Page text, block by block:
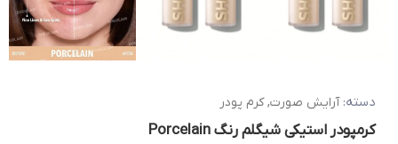
دسته: آرایش صورت, کرم پودر
کرمپودر استیکی شیگلم رنگ Porcelain